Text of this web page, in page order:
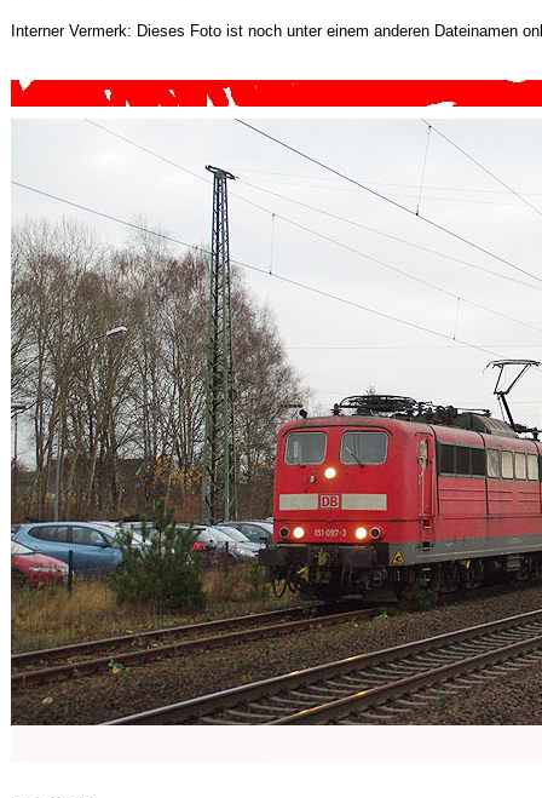
Interner Vermerk: Dieses Foto ist noch unter einem anderen Dateinamen